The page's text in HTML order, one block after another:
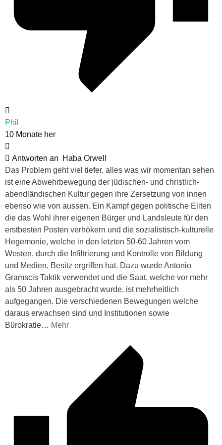
Phil
10 Monate her
Antworten an
Haba Orwell
Das Problem geht viel tiefer, alles was wir momentan sehen
ist eine Abwehrbewegung der jüdischen- und christlich-
abendländischen Kultur gegen ihre Zersetzung von innen
ebenso wie von aussen. Ein Kampf gegen politische Eliten
die das Wohl ihrer eigenen Bürger und Landsleute für den
erstbesten Posten verhökern und die sozialistisch-kulturelle
Hegemonie, welche in den letzten 50-60 Jahren vom
Westen, durch die Infiltrierung und Kontrolle von Bildung
und Medien, Besitz ergriffen hat. Dazu wurde Antonio
Gramscis Taktik verwendet und die Saat, welche vor mehr
als 50 Jahren ausgebracht wurde, ist mehrheitlich
aufgegangen. Die verschiedenen Bewegungen welche
daraus erwachsen sind und Institutionen sowie
Bürokratie… Mehr